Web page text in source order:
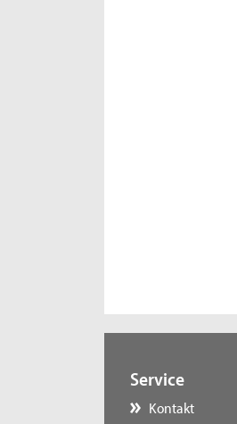
Service
Kontakt